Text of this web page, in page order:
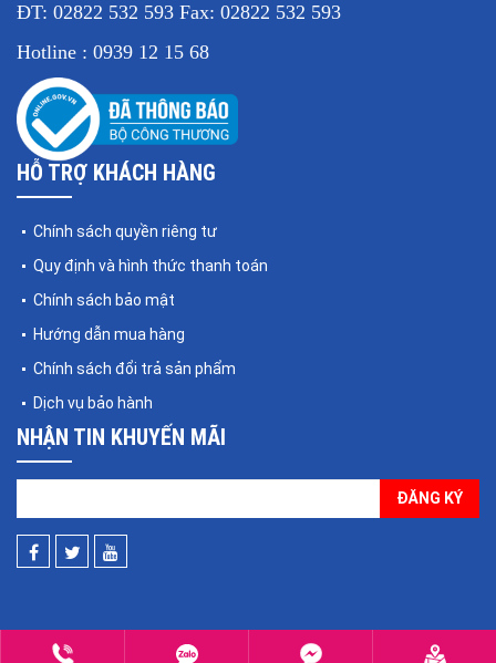
ĐT: 02822 532 593 Fax: 02822 532 593
Hotline : 0939 12 15 68
HỖ TRỢ KHÁCH HÀNG
Chính sách quyền riêng tư
Quy định và hình thức thanh toán
Chính sách bảo mật
Hướng dẫn mua hàng
Chính sách đổi trả sản phẩm
Dịch vụ bảo hành
NHẬN TIN KHUYẾN MÃI
ĐĂNG KÝ